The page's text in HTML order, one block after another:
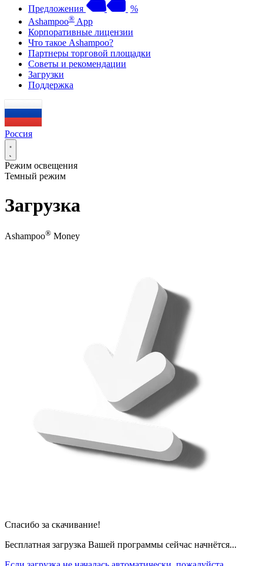
Предложения
%
Ashampoo® App
Корпоративные лицензии
Что такое Ashampoo?
Партнеры торговой площадки
Советы и рекомендации
Загрузки
Поддержка
Россия
Режим освещения
Темный режим
Загрузка
Ashampoo® Money
Спасибо за скачивание!
Бесплатная загрузка Вашей программы сейчас начнётся...